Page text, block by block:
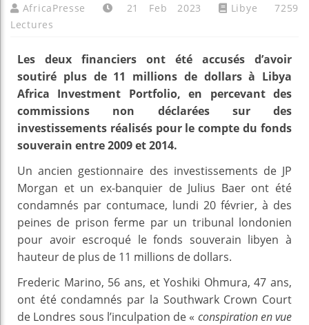
AfricaPresse 21 Feb 2023 Libye
7259
Lectures
Les deux financiers ont été accusés d’avoir
soutiré plus de 11 millions de dollars à Libya
Africa Investment Portfolio, en percevant des
commissions non déclarées sur des
investissements réalisés pour le compte du fonds
souverain entre 2009 et 2014.
Un ancien gestionnaire des investissements de JP
Morgan et un ex-banquier de Julius Baer ont été
condamnés par contumace, lundi 20 février, à des
peines de prison ferme par un tribunal londonien
pour avoir escroqué le fonds souverain libyen à
hauteur de plus de 11 millions de dollars.
Frederic Marino, 56 ans, et Yoshiki Ohmura, 47 ans,
ont été condamnés par la Southwark Crown Court
de Londres sous l’inculpation de « conspiration en vue